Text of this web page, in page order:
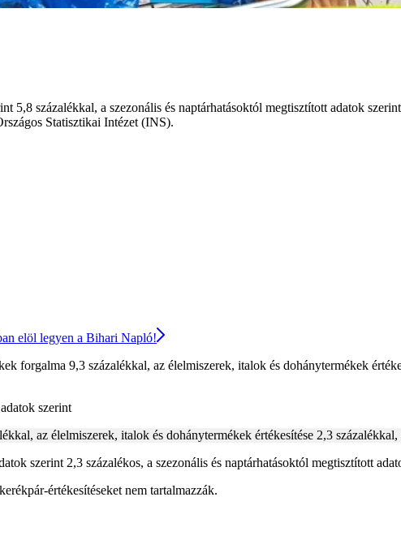
5,8 százalékkal, a szezonális és naptárhatásoktól megtisztított adatok
Statisztikai Intézet (INS).
elöl legyen a Bihari Napló!
forgalma 9,3 százalékkal, az élelmiszerek, italok és dohánytermékek
szerint
az élelmiszerek, italok és dohánytermékek értékesítése 2,3
szerint 2,3 százalékos, a szezonális és naptárhatásoktól megtisztított
értékesítéseket nem tartalmazzák.